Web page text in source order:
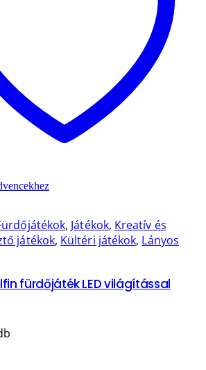
, Játékok, Kreatív és
játékok, Kültéri játékok, Lányos
fürdőjáték LED világítással